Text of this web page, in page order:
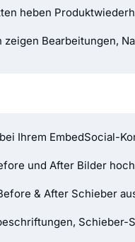
heben
zeigen Bearbeitungen,
Ihrem EmbedSocial-
und After Bilder
& After Schieber
Schieber-